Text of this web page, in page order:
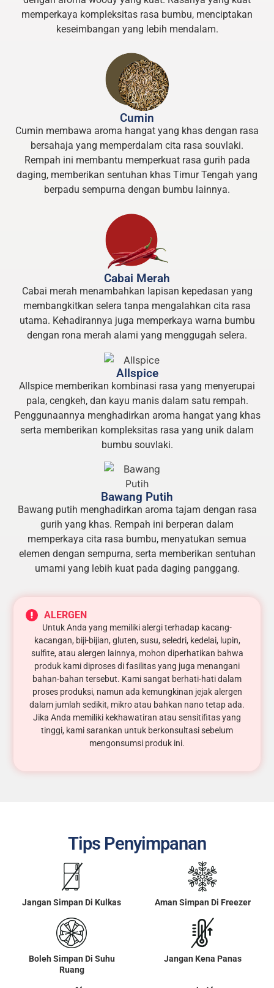
memperkaya kompleksitas rasa bumbu, menciptakan
keseimbangan yang lebih mendalam.
Cumin
Cumin membawa aroma hangat yang khas dengan rasa
bersahaja yang memperdalam cita rasa souvlaki.
Rempah ini membantu memperkuat rasa gurih pada
daging, memberikan sentuhan khas Timur Tengah yang
berpadu sempurna dengan bumbu lainnya.
Cabai Merah
Cabai merah menambahkan lapisan kepedasan yang
membangkitkan selera tanpa mengalahkan cita rasa
utama. Kehadirannya juga memperkaya warna bumbu
dengan rona merah alami yang menggugah selera.
Allspice
Allspice memberikan kombinasi rasa yang menyerupai
pala, cengkeh, dan kayu manis dalam satu rempah.
Penggunaannya menghadirkan aroma hangat yang khas
serta memberikan kompleksitas rasa yang unik dalam
bumbu souvlaki.
Bawang Putih
Bawang putih menghadirkan aroma tajam dengan rasa
gurih yang khas. Rempah ini berperan dalam
memperkaya cita rasa bumbu, menyatukan semua
elemen dengan sempurna, serta memberikan sentuhan
umami yang lebih kuat pada daging panggang.
ALERGEN
Untuk Anda yang memiliki alergi terhadap kacang-
kacangan, biji-bijian, gluten, susu, seledri, kedelai, lupin,
sulfite, atau alergen lainnya, mohon diperhatikan bahwa
produk kami diproses di fasilitas yang juga menangani
bahan-bahan tersebut. Kami sangat berhati-hati dalam
proses produksi, namun ada kemungkinan jejak alergen
dalam jumlah sedikit, mikro atau bahkan nano tetap ada.
Jika Anda memiliki kekhawatiran atau sensitifitas yang
tinggi, kami sarankan untuk berkonsultasi sebelum
mengonsumsi produk ini.
Tips Penyimpanan
Jangan Simpan Di Kulkas Aman Simpan Di Freezer
Boleh Simpan Di Suhu
Ruang
Jangan Kena Panas